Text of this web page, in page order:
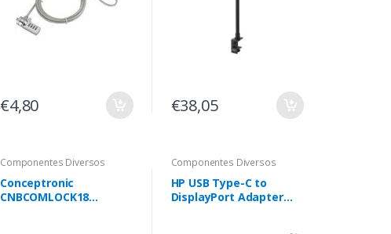
€4,80 €38,05
Componentes Diversos
Conceptronic
CNBCOMLOCK18
Componentes Diversos
HP USB Type-C to
DisplayPort Adapter